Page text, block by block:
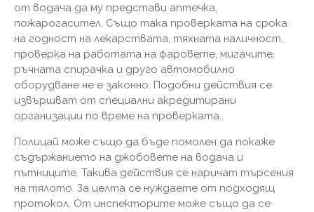
от водача да му представи аптечка,
пожарогасител. Също така проверката на срока
на годност на лекарствата, тяхната наличност,
проверка на работата на фаровете, мигачите,
ръчната спирачка и друго автомобилно
оборудване не е законно. Подобни действия се
извършват от специални акредитирани
организации по време на проверката..
Полицай може също да бъде помолен да покаже
съдържанието на джобовете на водача и
пътниците. Такива действия се наричат ​​търсения
на тялото. За целта се нуждаете от подходящ
протокол. От инспекторите може също да се